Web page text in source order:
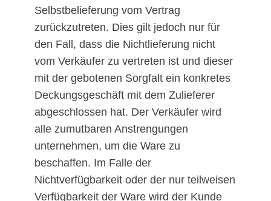
Selbstbelieferung vom Vertrag
zurückzutreten. Dies gilt jedoch nur für
den Fall, dass die Nichtlieferung nicht
vom Verkäufer zu vertreten ist und dieser
mit der gebotenen Sorgfalt ein konkretes
Deckungsgeschäft mit dem Zulieferer
abgeschlossen hat. Der Verkäufer wird
alle zumutbaren Anstrengungen
unternehmen, um die Ware zu
beschaffen. Im Falle der
Nichtverfügbarkeit oder der nur teilweisen
Verfügbarkeit der Ware wird der Kunde